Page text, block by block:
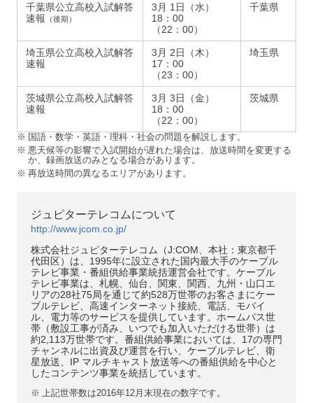
千葉県公立高校入試解答
速報 （後期）
3月 1日（水）
18：00
（22：00）
千葉県
埼玉県公立高校入試解答
速報
3月 2日（木）
17：00
（23：00）
埼玉県
茨城県公立高校入試解答
速報
3月 3日（金）
18：00
（22：00）
茨城県
※ 国語・数学・英語・理科・社会の問題を解説します。
※ 悪天候等の影響で入試開始が遅れた場合は、放送時間を変更する
か、録画放送のみとなる場合があります。
※ 再放送時間の異なるエリアがあります。
ジュピターテレコムについて
http://www.jcom.co.jp/
株式会社ジュピターテレコム（J:COM、本社：東京都千
代田区）は、1995年に設立された国内最大手のケーブル
テレビ事業・番組供給事業統括運営会社です。ケーブル
テレビ事業は、札幌、仙台、関東、関西、九州・山口エ
リアの28社75局を通じて約528万世帯のお客さまにケー
ブルテレビ、高速インターネット接続、電話、モバイ
ル、電力等のサービスを提供しています。ホームパス世
帯（敷設工事が済み、いつでも加入いただける世帯）は
約2,113万世帯です。番組供給事業においては、17の専門
チャンネルに出資及び運営を行い、ケーブルテレビ、衛
星放送、IP マルチキャスト放送等への番組供給を中心と
したコンテンツ事業を統括しています。
※ 上記世帯数は2016年12月末現在の数字です。